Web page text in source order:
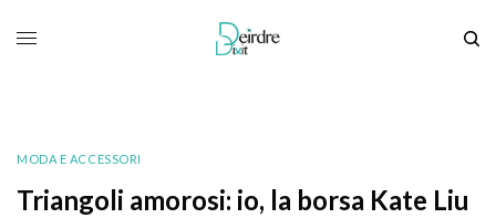
MODA E ACCESSORI
Triangoli amorosi: io, la borsa Kate Liu